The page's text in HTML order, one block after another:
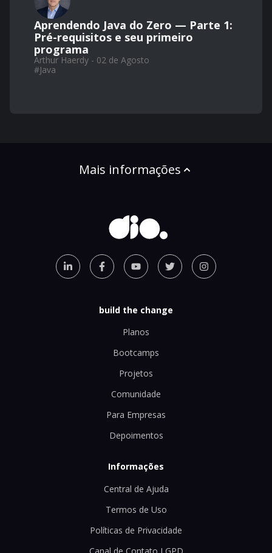
Aprendendo Java do Zero — Parte 1:
Pré-requisitos e seu primeiro
programa
Arthur Haerdy - 02 de Agosto
#Java
Mais informações
build the change
Planos
Bootcamps
Projetos
Comunidade
Para Empresas
Depoimentos
Informações
Central de Ajuda
Termos de Uso
Políticas de Privacidade